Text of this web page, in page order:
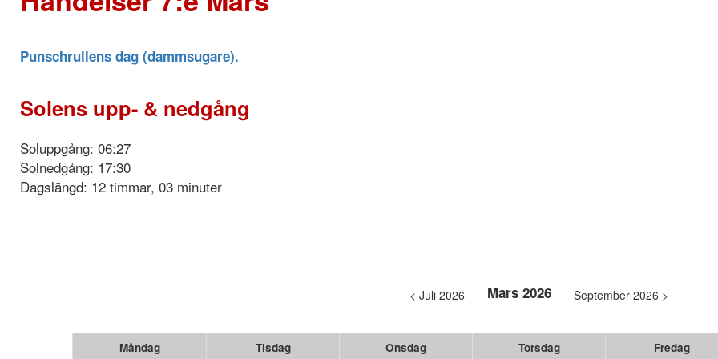
Punschrullens dag (dammsugare).
Solens upp- & nedgång
Soluppgång: 06:27
Solnedgång: 17:30
Dagslängd: 12 timmar, 03 minuter
< Juli 2026 Mars 2026 September 2026 >
Måndag Tisdag Onsdag Torsdag Fredag